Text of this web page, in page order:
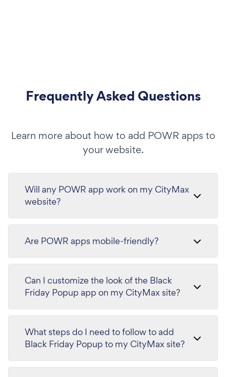
Frequently Asked Questions
Learn more about how to add POWR apps to
your website.
Will any POWR app work on my CityMax
website?
Are POWR apps mobile-friendly?
Can I customize the look of the Black
Friday Popup app on my CityMax site?
What steps do I need to follow to add
Black Friday Popup to my CityMax site?